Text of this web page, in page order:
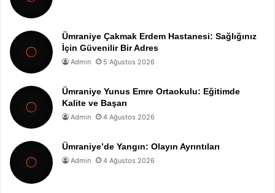
Ümraniye Çakmak Erdem Hastanesi: Sağlığınız
İçin Güvenilir Bir Adres
Admin 5 Ağustos 2026
Ümraniye Yunus Emre Ortaokulu: Eğitimde
Kalite ve Başarı
Admin 4 Ağustos 2026
Ümraniye’de Yangın: Olayın Ayrıntıları
Admin 4 Ağustos 2026